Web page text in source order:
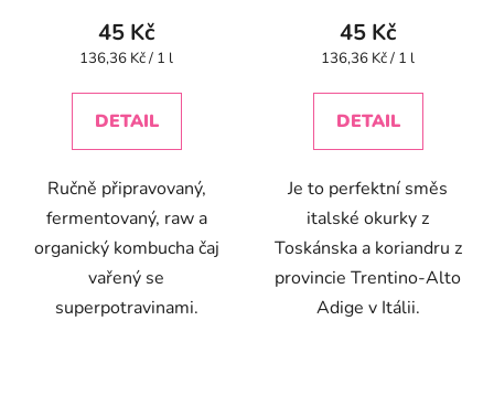
45 Kč
Měrná
136,36 Kč / 1 l
DETAIL
Ručně připravovaný,
fermentovaný, raw a
organický kombucha čaj
vařený se
superpotravinami.
45 Kč
Měrná
136,36 Kč / 1 l
DETAIL
Je to perfektní směs
italské okurky z
Toskánska a koriandru z
provincie Trentino-Alto
Adige v Itálii.